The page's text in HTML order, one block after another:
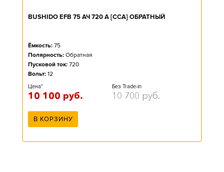
BUSHIDO EFB 75 АЧ 720 А [CCA] ОБРАТНЫЙ
Ёмкость: 75
Полярность: Обратная
Пусковой ток: 720
Вольт: 12
Цена*
10 100 руб.
Без Trade-in
10 700 руб.
В КОРЗИНУ